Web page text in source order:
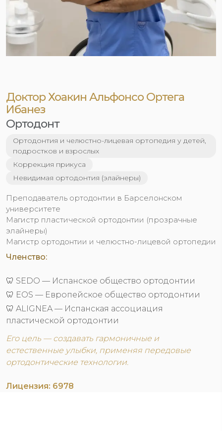
Доктор Хоакин Альфонсо Ортега
Ибанез
Ортодонт
Ортодонтия и челюстно-лицевая ортопедия у детей,
подростков и взрослых
Коррекция прикуса
Невидимая ортодонтия (элайнеры)
Преподаватель ортодонтии в Барселонском
университете
Магистр пластической ортодонтии (прозрачные
элайнеры)
Магистр ортодонтии и челюстно-лицевой ортопедии
Членство:
🦷 SEDO — Испанское общество ортодонтии
🦷 EOS — Европейское общество ортодонтии
🦷 ALIGNEA — Испанская ассоциация
пластической ортодонтии
Его цель — создавать гармоничные и
естественные улыбки, применяя передовые
ортодонтические технологии.
Лицензия: 6978